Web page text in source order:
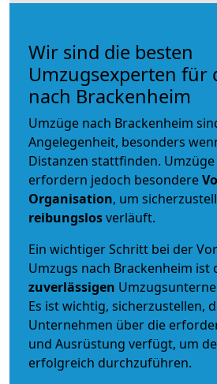
Wir sind die besten
Umzugsexperten für
nach Brackenheim
Umzüge nach Brackenheim
Angelegenheit, besonders
Distanzen stattfinden.
erfordern jedoch besondere
Organisation, um
reibungslosverläuft.
Ein wichtiger Schritt bei der
Umzugs nach Brackenheim ist
zuverlässigen
Es ist wichtig, sicherzustellen,
Unternehmen über die
und Ausrüstung verfügt, um
erfolgreich durchzuführen.